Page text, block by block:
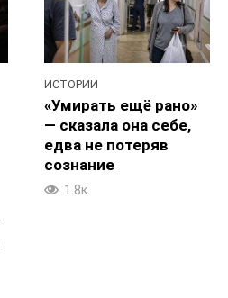
ИСТОРИИ
«Умирать ещё рано»
— сказала она себе,
едва не потеряв
сознание
1.8к.